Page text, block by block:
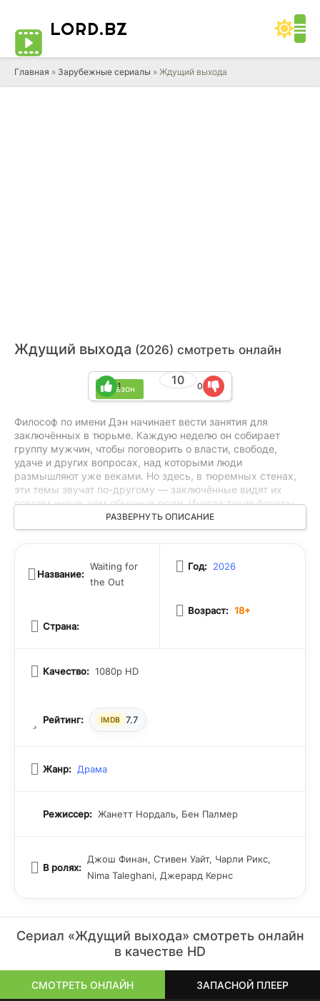
LORD.BZ
Главная » Зарубежные сериалы » Ждущий выхода
Ждущий выхода (2026) смотреть онлайн
1 сезон
10
1 0
Философ по имени Дэн начинает вести занятия для
заключённых в тюрьме. Каждую неделю он собирает
группу мужчин, чтобы поговорить о власти, свободе,
удаче и других вопросах, над которыми люди
размышляют уже веками. Но здесь, в тюремных стенах,
эти темы звучат по-другому — заключённые видят их
совсем иначе, чем обычные люди. Иногда такие беседы
вызывают у них сильные эмоции, иногда —
напряжённость между участниками. Дэн пытается
РАЗВЕРНУТЬ ОПИСАНИЕ
Название:
Waiting for
the Out
Страна:
Год: 2026
Возраст: 18+
Качество: 1080p HD
Рейтинг: IMDB 7.7
Жанр: Драма
Режиссер: Жанетт Нордаль, Бен Палмер
В ролях:
Джош Финан, Стивен Уайт, Чарли Рикс,
Nima Taleghani, Джерард Кернс
Сериал «Ждущий выхода» смотреть онлайн
в качестве HD
СМОТРЕТЬ ОНЛАЙН ЗАПАСНОЙ ПЛЕЕР